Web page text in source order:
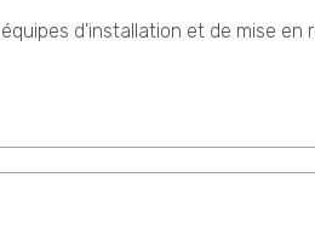
d'installation et de mise en